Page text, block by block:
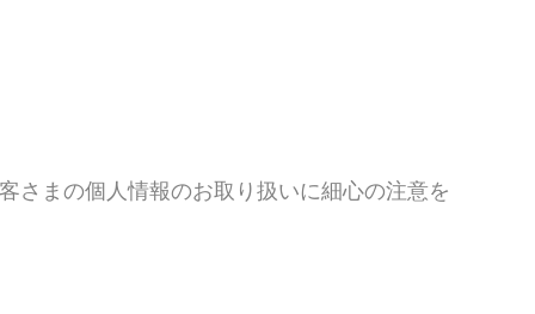
さまの個人情報のお取り扱いに細心の注意を